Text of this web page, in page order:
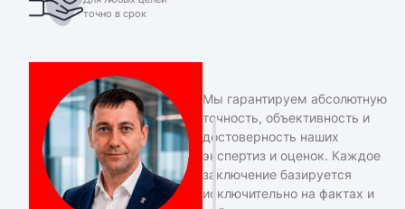
точно в срок
Мы гарантируем абсолютную
точность, объективность и
достоверность наших
экспертиз и оценок. Каждое
заключение базируется
исключительно на фактах и